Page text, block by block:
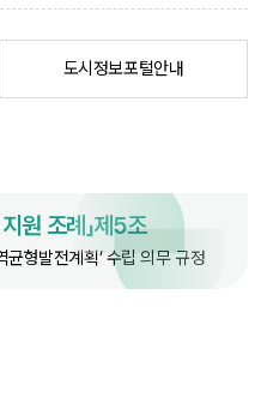
도시정보포털안내
원 조례」제5조
형발전계획’ 수립 의무 규정